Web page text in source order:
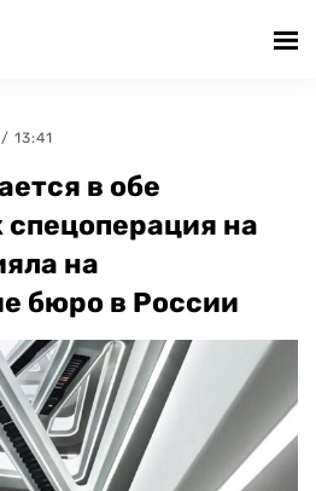
13:41
в обе
на
на
бюро в России